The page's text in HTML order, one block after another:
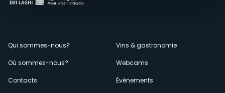
Menù
secondario
Qui sommes-nous?
Où sommes-nous?
Contacts
Vins & gastronomie
Webcams
Événements